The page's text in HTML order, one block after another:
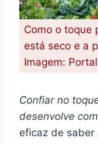
Como o toque
está seco e a
Imagem:
Confiar no
desenvolve
eficaz de saber